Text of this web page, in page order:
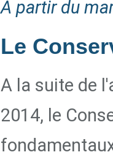
A partir du
Le
A la suite de
2014, le